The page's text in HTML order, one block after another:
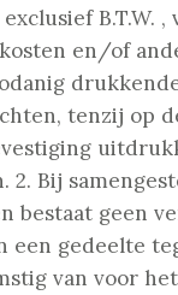
B.T.W. ,
en/of
tenzij op
2. Bij
bestaat geen
een gedeelte
van voor